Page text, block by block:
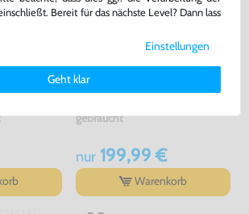
Konsole MS1 + Original
gebraucht
nur199,99 €
Warenkorb
Bereit für das nächste Level? Dann lass
zu den von uns verwendeten Cookies und
Nutzer findest Du in unsererDaten­schutz­
Impressum.
Einstellungen
Geht klar